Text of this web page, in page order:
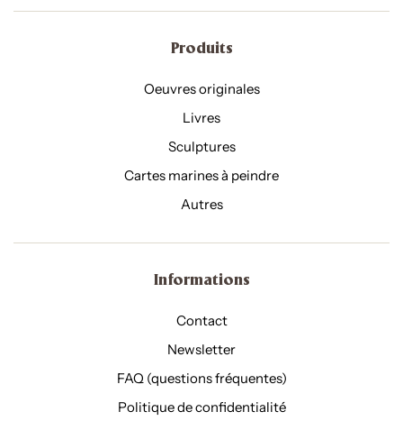
Produits
Oeuvres originales
Livres
Sculptures
Cartes marines à peindre
Autres
Informations
Contact
Newsletter
FAQ (questions fréquentes)
Politique de confidentialité